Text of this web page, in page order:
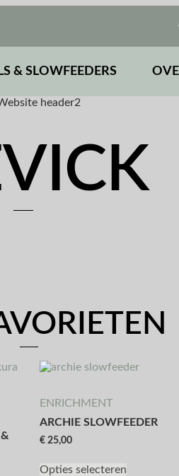
& SLOWFEEDERS
ENRICHMENT
ARCHIE SLOWFEEDER
€ 25,00
Opties selecteren